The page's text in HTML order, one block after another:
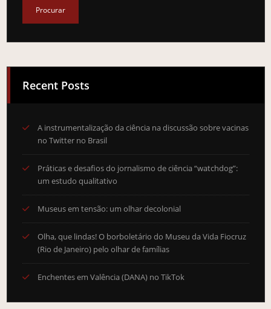
Recent Posts
A instrumentalização da ciência na discussão sobre vacinas
no Twitter no Brasil
Práticas e desafios do jornalismo de ciência “watchdog”:
um estudo qualitativo
Museus em tensão: um olhar decolonial
Olha, que lindas! O borboletário do Museu da Vida Fiocruz
(Rio de Janeiro) pelo olhar de famílias
Enchentes em Valência (DANA) no TikTok